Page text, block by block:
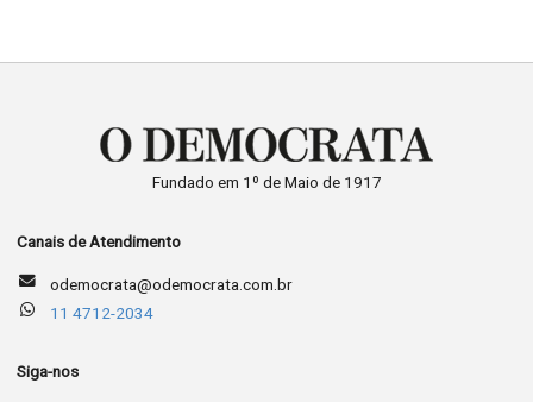
Fundado em 1º de Maio de 1917
Canais de Atendimento
odemocrata@odemocrata.com.br
11 4712-2034
Siga-nos